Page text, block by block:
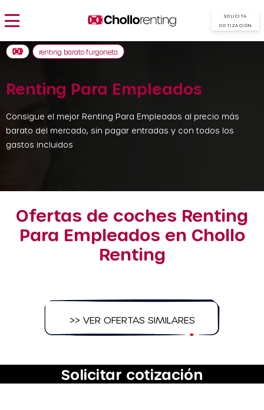
SOLICITA
COTIZACIÓN
Renting Para Empleados
Consigue el mejor Renting Para Empleados al precio más
barato del mercado, sin pagar entradas y con todos los
gastos incluidos
renting barato furgoneta
Ofertas de coches Renting
Para Empleados en Chollo
Renting
>> VER OFERTAS SIMILARES
Solicitar cotización